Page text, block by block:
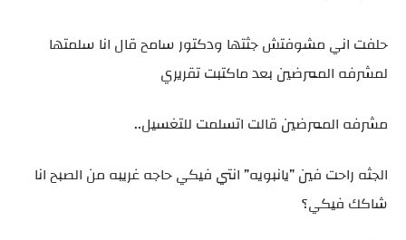
حلفت اني مشوفتش جثتها ودكتور سامح قال انا سلمتها
لمشرفه الممرضين بعد ماكتبت تقريري
مشرفه الممرضين قالت اتسلمت للتغسيل..
الجثه راحت فين ”يانبويه” انتي فيكي حاجه غريبه من الصبح انا
شاكك فيكي؟